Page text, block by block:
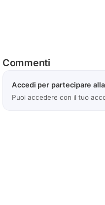
Commenti
Accedi per partecipare
Puoi accedere con il tuo